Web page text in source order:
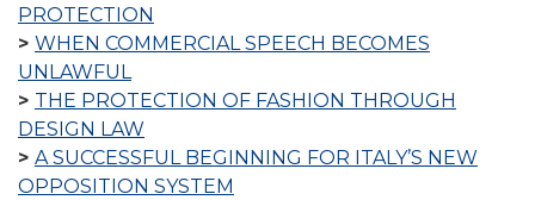
PROTECTION
WHEN COMMERCIAL SPEECH BECOMES
UNLAWFUL
THE PROTECTION OF FASHION THROUGH
DESIGN LAW
A SUCCESSFUL BEGINNING FOR ITALY’S NEW
OPPOSITION SYSTEM